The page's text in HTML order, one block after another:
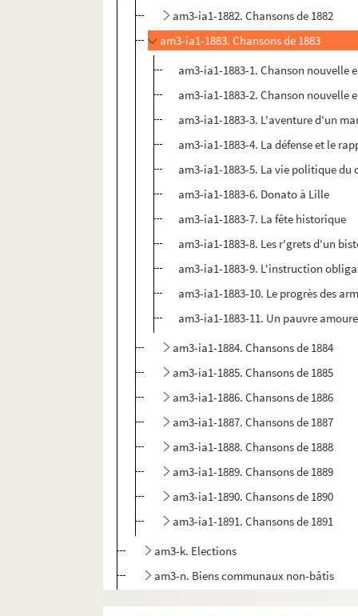
am3-ia1-1882. Chansons de 1882
am3-ia1-1883. Chansons de 1883
am3-ia1-1883-1. Chanson nouvelle
am3-ia1-1883-2. Chanson nouvelle
am3-ia1-1883-3. L'aventure d'un
am3-ia1-1883-4. La défense et le
am3-ia1-1883-5. La vie politique du
am3-ia1-1883-6. Donato à Lille
am3-ia1-1883-7. La fête historique
am3-ia1-1883-8. Les r'grets d'un
am3-ia1-1883-9. L'instruction
am3-ia1-1883-10. Le progrès des
am3-ia1-1883-11. Un pauvre
am3-ia1-1884. Chansons de 1884
am3-ia1-1885. Chansons de 1885
am3-ia1-1886. Chansons de 1886
am3-ia1-1887. Chansons de 1887
am3-ia1-1888. Chansons de 1888
am3-ia1-1889. Chansons de 1889
am3-ia1-1890. Chansons de 1890
am3-ia1-1891. Chansons de 1891
am3-k. Elections
am3-n. Biens communaux non-bâtis